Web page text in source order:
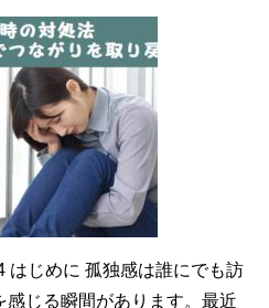
はじめに 孤独感は誰にでも訪
じる瞬間があります。最近